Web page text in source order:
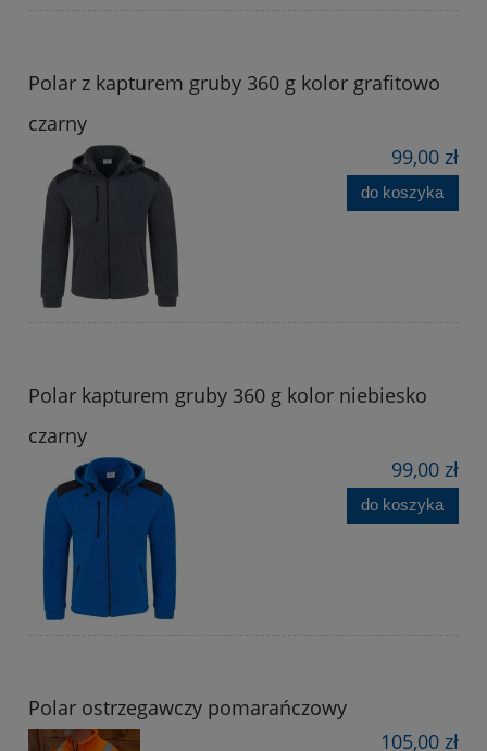
Polar z kapturem gruby 360 g kolor grafitowo
czarny
99,00 zł
do koszyka
Polar kapturem gruby 360 g kolor niebiesko
czarny
99,00 zł
do koszyka
Polar ostrzegawczy pomarańczowy
105,00 zł